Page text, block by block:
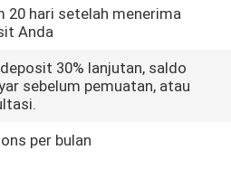
20 hari setelah menerima
Anda
30% lanjutan, saldo
sebelum pemuatan, atau
per bulan